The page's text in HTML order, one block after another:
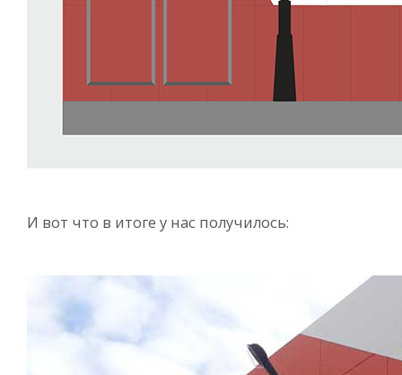
И вот что в итоге у нас получилось: